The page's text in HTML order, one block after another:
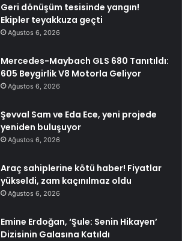
Geri dönüşüm tesisinde yangın!
Ekipler teyakkuza geçti
Ağustos 6, 2026
Mercedes-Maybach GLS 680 Tanıtıldı:
605 Beygirlik V8 Motorla Geliyor
Ağustos 6, 2026
Şevval Sam ve Eda Ece, yeni projede
yeniden buluşuyor
Ağustos 6, 2026
Araç sahiplerine kötü haber! Fiyatlar
yükseldi, zam kaçınılmaz oldu
Ağustos 6, 2026
Emine Erdoğan, ‘Şule: Senin Hikayen’
Dizisinin Galasına Katıldı